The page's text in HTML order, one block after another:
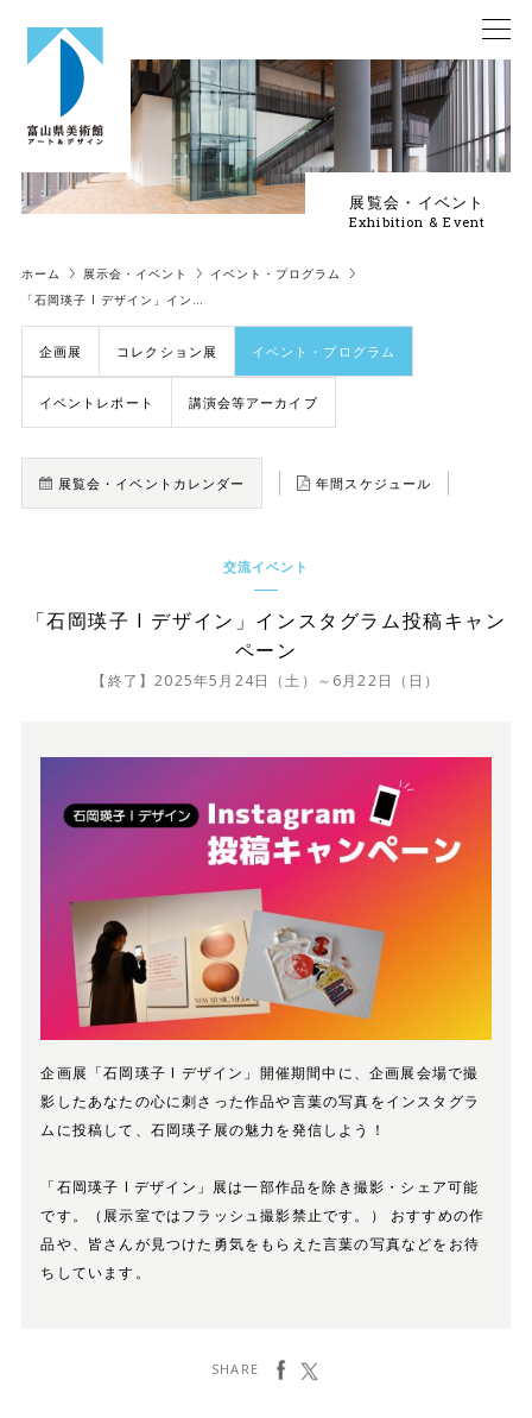
展覧会・イベント
Exhibition & Event
ホーム 展示会・イベント
イベント・プログラム
「石岡瑛子 I デザイン」イン…
企画展 コレクション展 イベント・プログラム
イベントレポート 講演会等アーカイブ
展覧会・イベントカレンダー 年間スケジュール
交流イベント
「石岡瑛子 I デザイン」インスタグラム投稿キャン
ペーン
【終了】2025年5月24日（土）～6月22日（日）
企画展「石岡瑛子 I デザイン」開催期間中に、企画展会場で撮
影したあなたの心に刺さった作品や言葉の写真をインスタグラ
ムに投稿して、石岡瑛子展の魅力を発信しよう！
「石岡瑛子 I デザイン」展は一部作品を除き撮影・シェア可能
です。（展示室ではフラッシュ撮影禁止です。） おすすめの作
品や、皆さんが見つけた勇気をもらえた言葉の写真などをお待
ちしています。
SHARE facebook